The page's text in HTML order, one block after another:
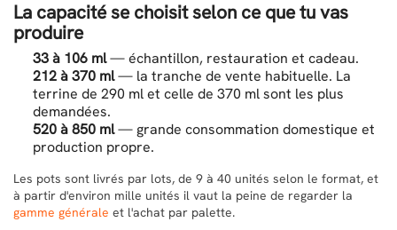
La capacité se choisit selon ce que tu vas
produire
33 à 106 ml— échantillon, restauration et cadeau.
212 à 370 ml— la tranche de vente habituelle. La
terrine de 290 ml et celle de 370 ml sont les plus
demandées.
520 à 850 ml— grande consommation domestique et
production propre.
Les pots sont livrés par lots, de 9 à 40 unités selon le format, et
à partir d'environ mille unités il vaut la peine de regarder la
gamme générale et l'achat par palette.